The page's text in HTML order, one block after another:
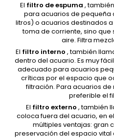
El filtro de espuma ,
para acuarios de
litros) o acuarios destinados
toma de corriente, sino
aire. Filtra
El filtro interno , también
dentro del acuario. Es muy
adecuado para acuarios
críticas por el espacio que
filtración. Para acuarios de
preferible el
El filtro externo , también
coloca fuera del acuario, en
múltiples ventajas: gran
preservación del espacio vital